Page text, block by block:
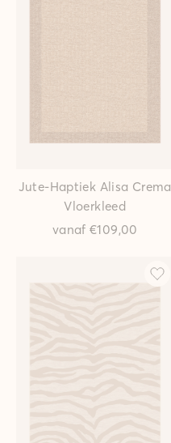
Jute-Haptiek Alisa Crema
Vloerkleed
vanaf€109,00